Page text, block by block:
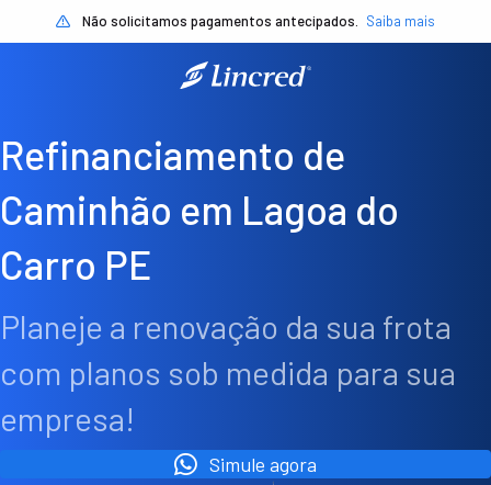
Não solicitamos pagamentos antecipados. Saiba mais
Refinanciamento de
Caminhão em Lagoa do
Carro PE
Planeje a renovação da sua frota
com planos sob medida para sua
empresa!
Simule agora